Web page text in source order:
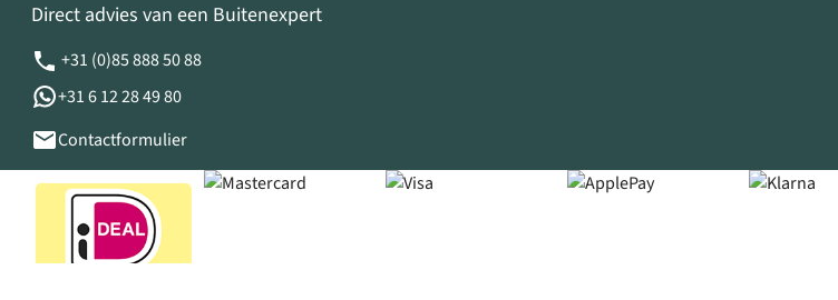
Direct advies van een Buitenexpert
+31 (0)85 888 50 88
+31 6 12 28 49 80
Contactformulier